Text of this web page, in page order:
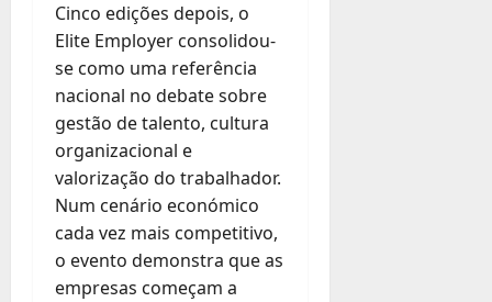
Cinco edições depois, o
Elite Employer consolidou-
se como uma referência
nacional no debate sobre
gestão de talento, cultura
organizacional e
valorização do trabalhador.
Num cenário económico
cada vez mais competitivo,
o evento demonstra que as
empresas começam a